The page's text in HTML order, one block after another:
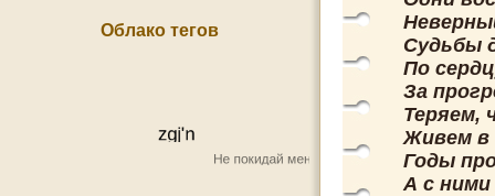
Облако тегов
Судьбы
По
За
Теряем,
Живем в
Годы
А с